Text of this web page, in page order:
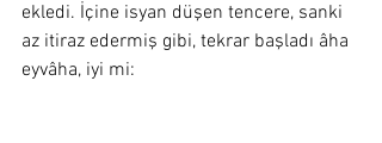
ekledi. İçine isyan düşen tencere, sanki
az itiraz edermiş gibi, tekrar başladı âha
eyvâha, iyi mi: